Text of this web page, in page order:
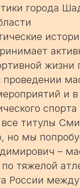
города
жизни
и в
титулы
но мы
–
тяжелой
России